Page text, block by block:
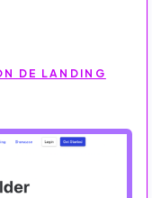
DE LANDING